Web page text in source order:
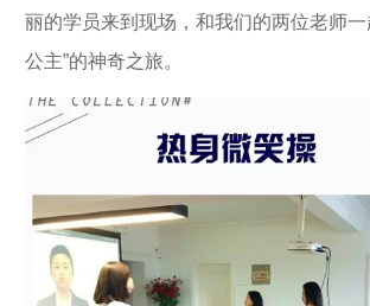
丽的学员来到现场，和我们的两位老师一
公主”的神奇之旅。